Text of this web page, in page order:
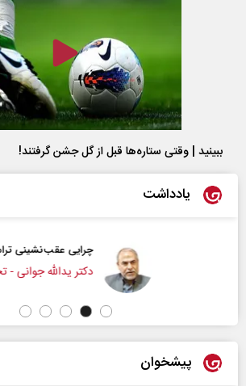
ببینید | وقتی ستاره‌ها قبل از گل جشن گرفتند!
یادداشت
چرایی عقب‌نشینی ترامپ؟
دکتر یدالله جوانی - تحلیلگر
پیشخوان